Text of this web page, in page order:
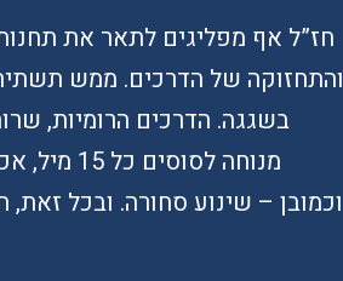
חז”ל אף מפליגים לתאר את
והתחזוקה של הדרכים. ממש
וכמובן – שינוע סחורה. ובכל